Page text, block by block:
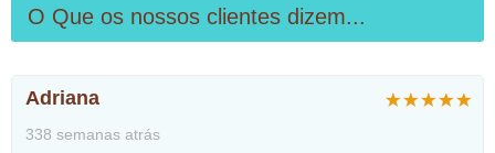
O Que os nossos clientes dizem...
Adriana
338 semanas atrás